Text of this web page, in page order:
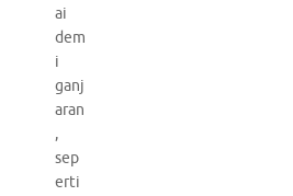
ai
dem
i
ganj
aran
,
sep
erti